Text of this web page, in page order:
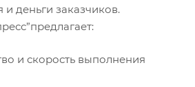
деньги заказчиков.
и скорость выполнения